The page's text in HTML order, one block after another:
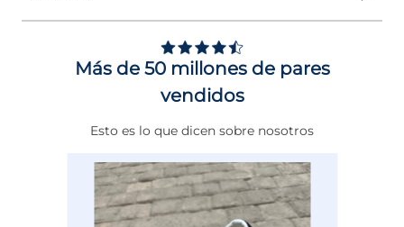
Género Mujer
DE 0 A 4 cms
NORMAL
BLANCO
COMBATE
Más de 50 millones de pares
vendidos
Esto es lo que dicen sobre nosotros